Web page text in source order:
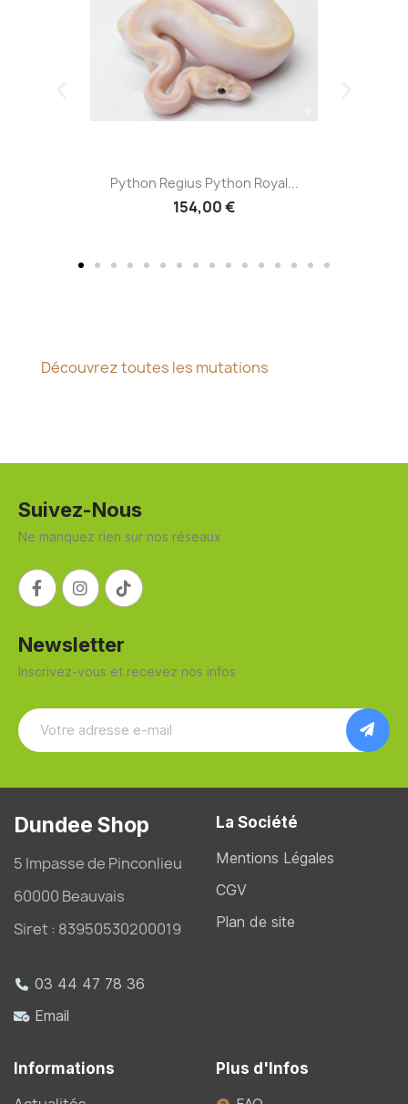
Python Regius Python Royal...
154,00 €
Découvrez toutes les mutations
Suivez-Nous
Ne manquez rien sur nos réseaux
Newsletter
Inscrivez-vous et recevez nos infos
Dundee Shop
5 Impasse de Pinconlieu
60000 Beauvais
Siret : 83950530200019
03 44 47 78 36
Email
La Société
Mentions Légales
CGV
Plan de site
Informations
Plus d'Infos